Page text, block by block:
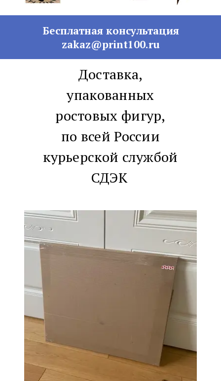
Бесплатная консультация
zakaz@print100.ru
Доставка,
упакованных
ростовых фигур,
по всей России
курьерской службой
СДЭК